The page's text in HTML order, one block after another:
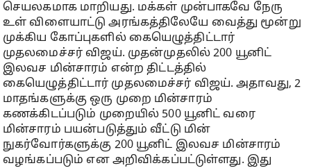
செயலகமாக மாறியது. மக்கள் முன்பாகவே நேரு
உள் விளையாட்டு அரங்கத்திலேயே வைத்து மூன்று
முக்கிய கோப்புகளில் கையெழுத்திட்டார்
முதலமைச்சர் விஜய். முதன்முதலில் 200 யூனிட்
இலவச மின்சாரம் என்ற திட்டத்தில்
கையெழுத்திட்டார் முதலமைச்சர் விஜய். அதாவது, 2
மாதங்களுக்கு ஒரு முறை மின்சாரம்
கணக்கிடப்படும் முறையில் 500 யூனிட் வரை
மின்சாரம் பயன்படுத்தும் வீட்டு மின்
நுகர்வோர்களுக்கு 200 யூனிட் இலவச மின்சாரம்
வழங்கப்படும் என அறிவிக்கப்பட்டுள்ளது. இது